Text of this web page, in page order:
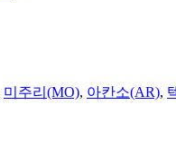
미주리(MO), 아칸소(AR),